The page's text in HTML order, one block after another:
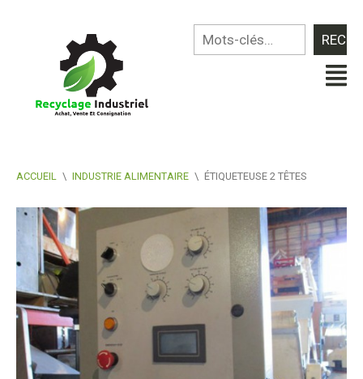
ACCUEIL \ INDUSTRIE ALIMENTAIRE \ ÉTIQUETEUSE 2 TÊTES